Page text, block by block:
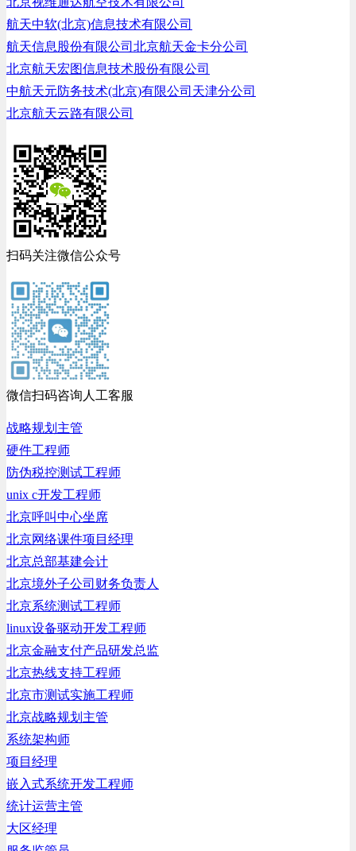
航天中软(北京)信息技术有限公司
航天信息股份有限公司北京航天金卡分公司
北京航天宏图信息技术股份有限公司
中航天元防务技术(北京)有限公司天津分公司
北京航天云路有限公司
扫码关注微信公众号
微信扫码咨询人工客服
战略规划主管
硬件工程师
防伪税控测试工程师
unix c开发工程师
北京呼叫中心坐席
北京网络课件项目经理
北京总部基建会计
北京境外子公司财务负责人
北京系统测试工程师
linux设备驱动开发工程师
北京金融支付产品研发总监
北京热线支持工程师
北京市测试实施工程师
北京战略规划主管
系统架构师
项目经理
嵌入式系统开发工程师
统计运营主管
大区经理